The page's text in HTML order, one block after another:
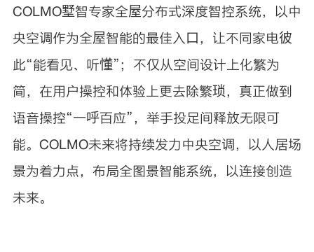
COLMO墅智专家全屋分布式深度智控系统，以中
央空调作为全屋智能的最佳入口，让不同家电彼
此“能看见、听懂”；不仅从空间设计上化繁为
简，在用户操控和体验上更去除繁琐，真正做到
语音操控“一呼百应”，举手投足间释放无限可
能。COLMO未来将持续发力中央空调，以人居场
景为着力点，布局全图景智能系统，以连接创造
未来。